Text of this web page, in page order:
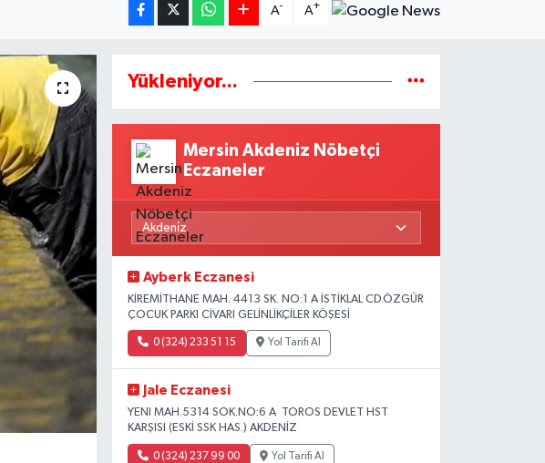
A- A+
Yükleniyor...
Mersin Akdeniz Nöbetçi
Eczaneler
Ayberk Eczanesi
KİREMİTHANE MAH. 4413 SK. NO:1 A İSTİKLAL CD.ÖZGÜR
ÇOCUK PARKI CİVARI GELİNLİKÇİLER KÖŞESİ
0 (324) 233 51 15 Yol Tarifi Al
Jale Eczanesi
YENI MAH.5314 SOK.NO:6 A TOROS DEVLET HST
KARŞISI (ESKİ SSK HAS.) AKDENİZ
0 (324) 237 99 00 Yol Tarifi Al